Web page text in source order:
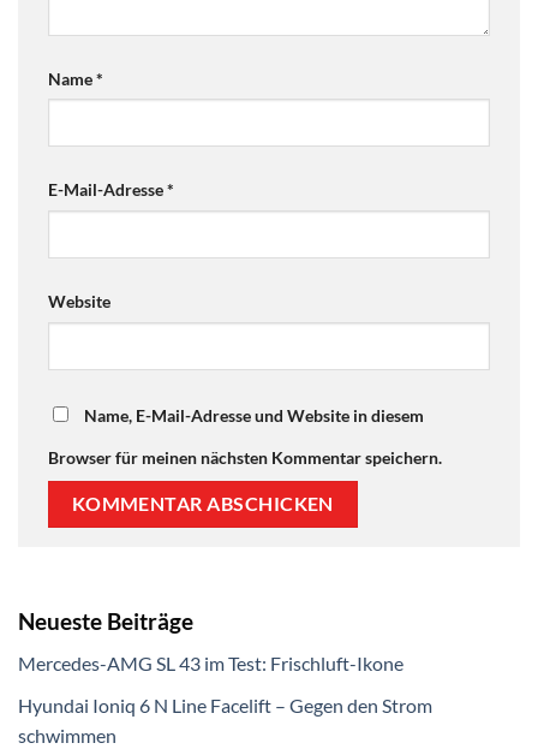
Name*
E-Mail-Adresse*
Website
Name, E-Mail-Adresse und Website in diesem
Browser für meinen nächsten Kommentar speichern.
Neueste Beiträge
Mercedes-AMG SL 43 im Test: Frischluft-Ikone
Hyundai Ioniq 6 N Line Facelift – Gegen den Strom
schwimmen